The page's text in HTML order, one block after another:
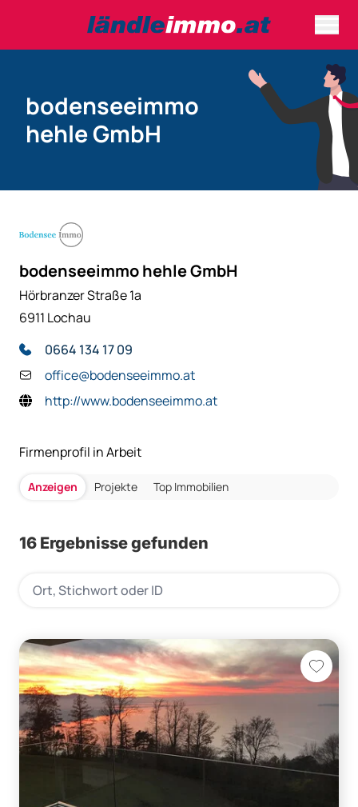
bodenseeimmo
hehle GmbH
bodenseeimmo hehle GmbH
Hörbranzer Straße 1a
6911 Lochau
0664 134 17 09
office@bodenseeimmo.at
http://www.bodenseeimmo.at
Firmenprofil in Arbeit
Anzeigen Projekte Top Immobilien
16 Ergebnisse gefunden